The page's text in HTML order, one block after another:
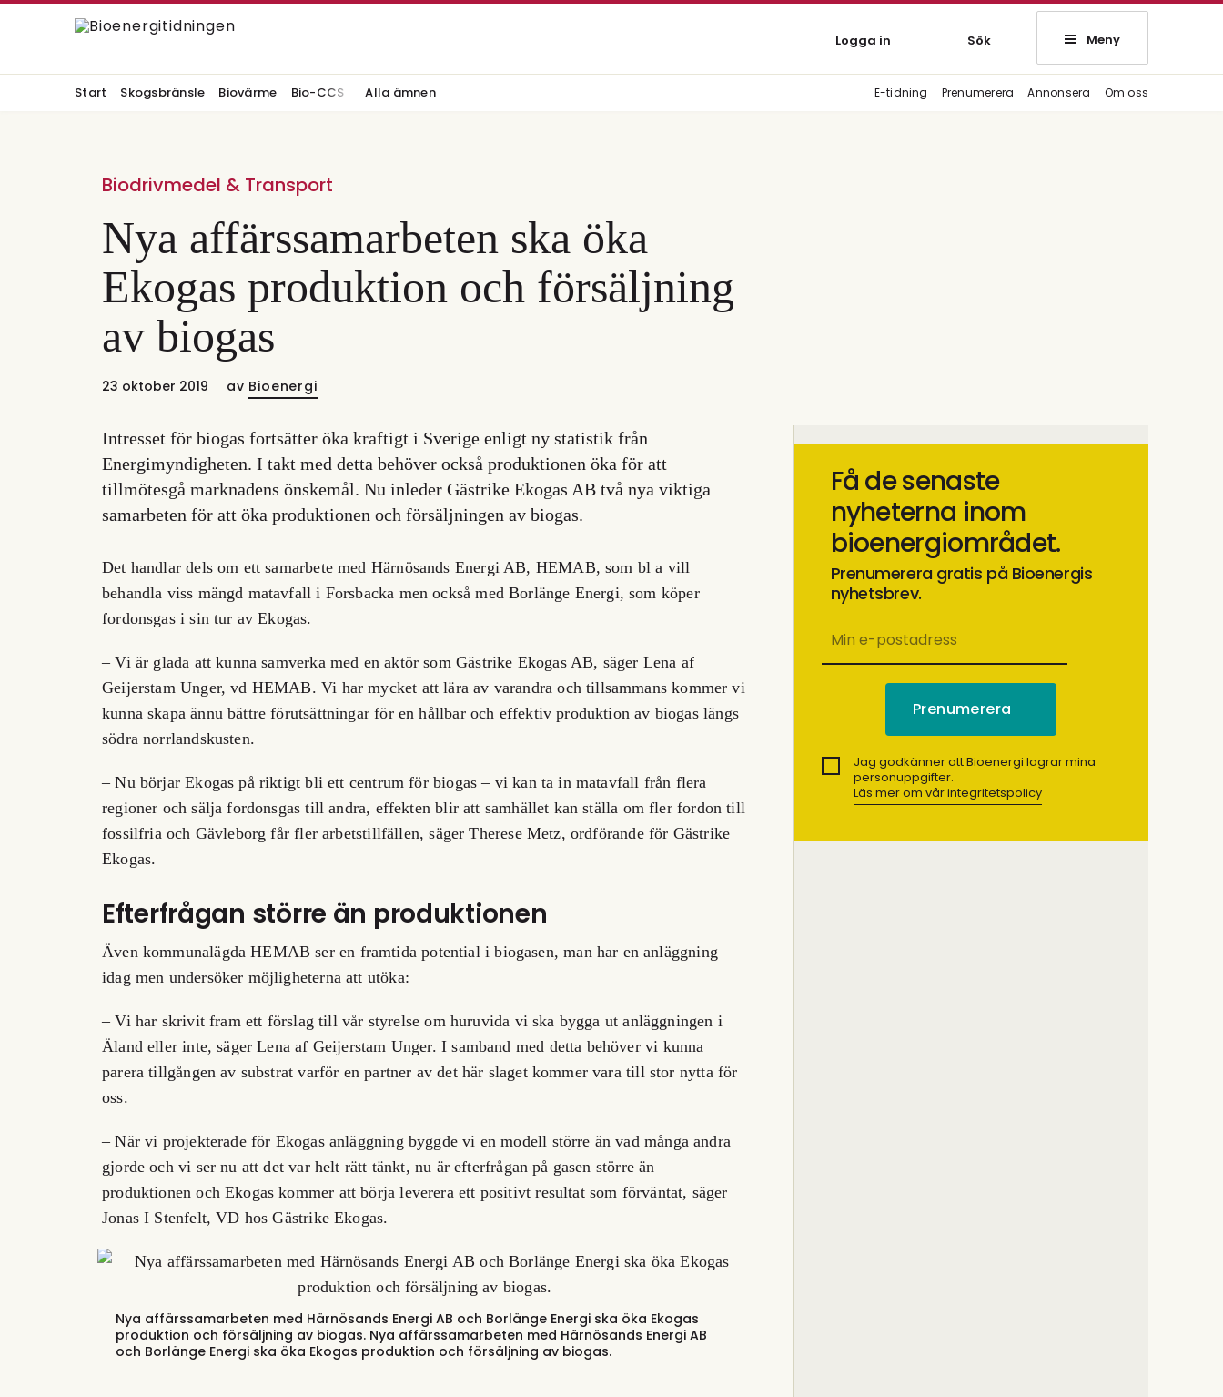
Logga in Sök Meny
Start Skogsbränsle Biovärme Bio-CCS Alla ämnen E-tidning Prenumerera Annonsera Om oss
Biodrivmedel & Transport
Nya affärssamarbeten ska öka
Ekogas produktion och försäljning
av biogas
23 oktober 2019 av Bioenergi
Intresset för biogas fortsätter öka kraftigt i Sverige enligt ny statistik från
Energimyndigheten. I takt med detta behöver också produktionen öka för att
tillmötesgå marknadens önskemål. Nu inleder Gästrike Ekogas AB två nya viktiga
samarbeten för att öka produktionen och försäljningen av biogas.
Det handlar dels om ett samarbete med Härnösands Energi AB, HEMAB, som bl a vill
behandla viss mängd matavfall i Forsbacka men också med Borlänge Energi, som köper
fordonsgas i sin tur av Ekogas.
– Vi är glada att kunna samverka med en aktör som Gästrike Ekogas AB, säger Lena af
Geijerstam Unger, vd HEMAB. Vi har mycket att lära av varandra och tillsammans kommer vi
kunna skapa ännu bättre förutsättningar för en hållbar och effektiv produktion av biogas längs
södra norrlandskusten.
– Nu börjar Ekogas på riktigt bli ett centrum för biogas – vi kan ta in matavfall från flera
regioner och sälja fordonsgas till andra, effekten blir att samhället kan ställa om fler fordon till
fossilfria och Gävleborg får fler arbetstillfällen, säger Therese Metz, ordförande för Gästrike
Ekogas.
Efterfrågan större än produktionen
Även kommunalägda HEMAB ser en framtida potential i biogasen, man har en anläggning
idag men undersöker möjligheterna att utöka:
– Vi har skrivit fram ett förslag till vår styrelse om huruvida vi ska bygga ut anläggningen i
Äland eller inte, säger Lena af Geijerstam Unger. I samband med detta behöver vi kunna
parera tillgången av substrat varför en partner av det här slaget kommer vara till stor nytta för
oss.
– När vi projekterade för Ekogas anläggning byggde vi en modell större än vad många andra
gjorde och vi ser nu att det var helt rätt tänkt, nu är efterfrågan på gasen större än
produktionen och Ekogas kommer att börja leverera ett positivt resultat som förväntat, säger
Jonas I Stenfelt, VD hos Gästrike Ekogas.
Nya affärssamarbeten med Härnösands Energi AB och Borlänge Energi ska öka Ekogas
produktion och försäljning av biogas. Nya affärssamarbeten med Härnösands Energi AB
och Borlänge Energi ska öka Ekogas produktion och försäljning av biogas.
Få de senaste
nyheterna inom
bioenergiområdet.
Prenumerera gratis på Bioenergis
nyhetsbrev.
Jag godkänner att Bioenergi lagrar mina
personuppgifter.
Läs mer om vår integritetspolicy